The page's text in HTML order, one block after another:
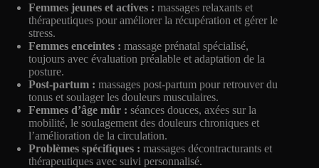
Femmes jeunes et actives : massages relaxants et
thérapeutiques pour améliorer la récupération et gérer le
stress.
Femmes enceintes : massage prénatal spécialisé,
toujours avec évaluation préalable et adaptation de la
posture.
Post-partum : massages post-partum pour retrouver du
tonus et soulager les douleurs musculaires.
Femmes d’âge mûr : séances douces, axées sur la
mobilité, le soulagement des douleurs chroniques et
l’amélioration de la circulation.
Problèmes spécifiques : massages décontracturants et
thérapeutiques avec suivi personnalisé.